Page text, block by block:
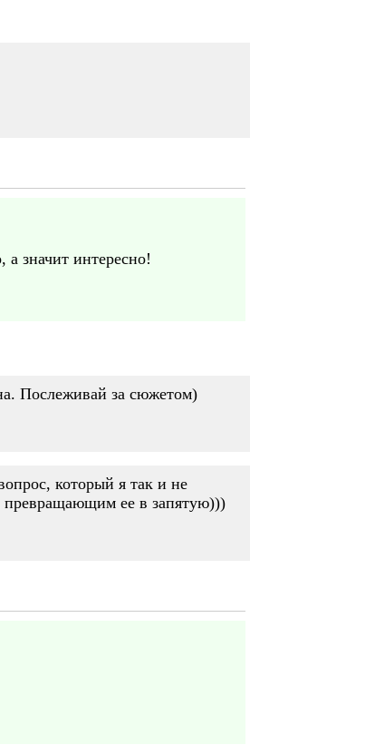
значит интересно!
Послеживай за сюжетом)
который я так и не
превращающим ее в запятую)))